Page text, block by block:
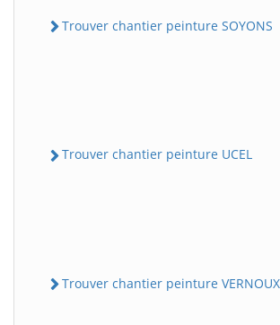
Trouver chantier peinture SOYONS
Trouver chantier peinture UCEL
Trouver chantier peinture